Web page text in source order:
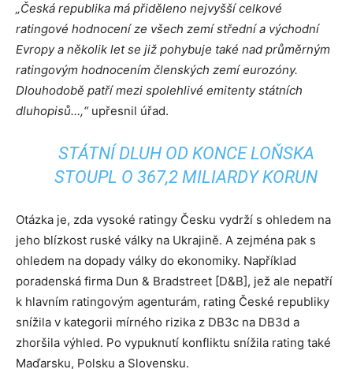
„Česká republika má přiděleno nejvyšší celkové
ratingové hodnocení ze všech zemí střední a východní
Evropy a několik let se již pohybuje také nad průměrným
ratingovým hodnocením členských zemí eurozóny.
Dlouhodobě patří mezi spolehlivé emitenty státních
dluhopisů…,“upřesnil úřad.
STÁTNÍ DLUH OD KONCE LOŇSKA
STOUPL O 367,2 MILIARDY KORUN
Otázka je, zda vysoké ratingy Česku vydrží s ohledem na
jeho blízkost ruské války na Ukrajině. A zejména pak s
ohledem na dopady války do ekonomiky. Například
poradenská firma Dun & Bradstreet [D&B], jež ale nepatří
k hlavním ratingovým agenturám, rating České republiky
snížila v kategorii mírného rizika z DB3c na DB3d a
zhoršila výhled. Po vypuknutí konfliktu snížila rating také
Maďarsku, Polsku a Slovensku.